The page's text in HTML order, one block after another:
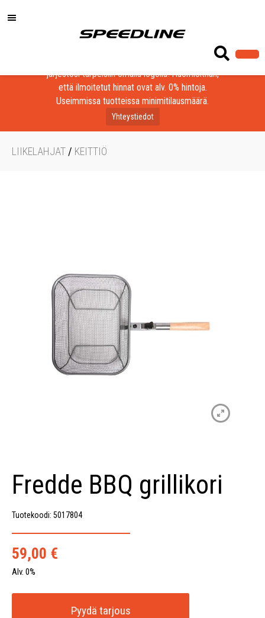
Löydä laadukkaat tuotteet yrityksesi, seurasi tai
järjestösi tarpeisiin omalla logolla! Huomioithan,
että ilmoitetut hinnat ovat alv. 0% hintoja.
Useimmissa tuotteissa minimitilausmäärä.
Yhteystiedot
LIIKELAHJAT / KEITTIÖ
Fredde BBQ grillikori
Tuotekoodi: 5017804
59,00 €
Alv. 0%
Pyydä tarjous